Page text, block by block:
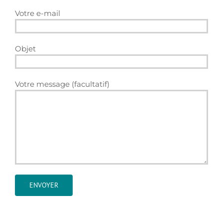
Espagne
entre la France et l’Espagne
Droit Civil et immobilier en Espagne
Votre e-mail
Objet
Votre message (facultatif)